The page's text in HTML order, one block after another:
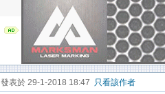
發表於 29-1-2018 18:47 只看該作者